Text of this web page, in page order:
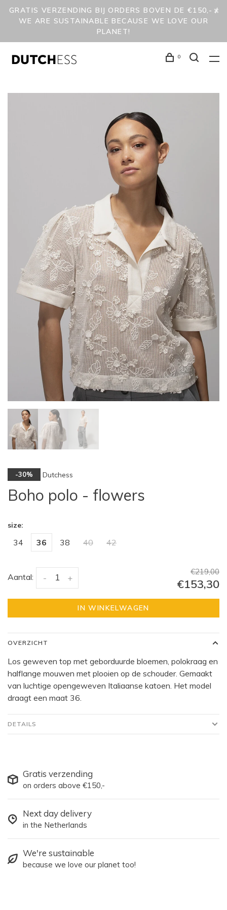
GRATIS VERZENDING BIJ ORDERS BOVEN DE €150,- /
WE ARE SUSTAINABLE BECAUSE WE LOVE OUR
PLANET!
0
-30% Dutchess
Boho polo - flowers
size:
34 36 38 40 42
Aantal: +
-
€219,00
€153,30
IN WINKELWAGEN
OVERZICHT
Los geweven top met geborduurde bloemen, polokraag en
halflange mouwen met plooien op de schouder. Gemaakt
van luchtige opengeweven Italiaanse katoen. Het model
draagt een maat 36.
DETAILS
Gratis verzending
on orders above €150,-
Next day delivery
in the Netherlands
We're sustainable
because we love our planet too!